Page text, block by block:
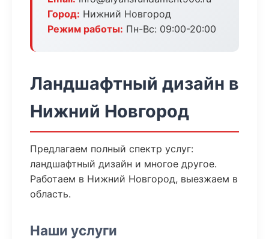
Город: Нижний Новгород
Режим работы: Пн-Вс: 09:00-20:00
Ландшафтный дизайн в
Нижний Новгород
Предлагаем полный спектр услуг:
ландшафтный дизайн и многое другое.
Работаем в Нижний Новгород, выезжаем в
область.
Наши услуги